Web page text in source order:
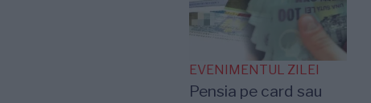
EVENIMENTUL ZILEI
Pensia pe card sau